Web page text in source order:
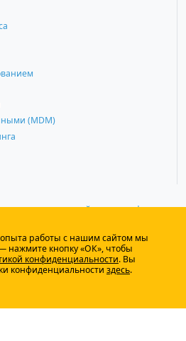
(MDM)
лучших российских no-code
помогают промышленности
продаж и превращает CRM в
на Comindware Platform —
работы с нашим сайтом мы
нажмите кнопку «ОК», чтобы
конфиденциальности. Вы
конфиденциальности здесь.